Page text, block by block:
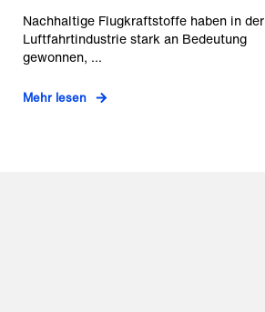
Nachhaltige Flugkraftstoffe haben in der
Luftfahrtindustrie stark an Bedeutung
gewonnen, ...
Mehr lesen